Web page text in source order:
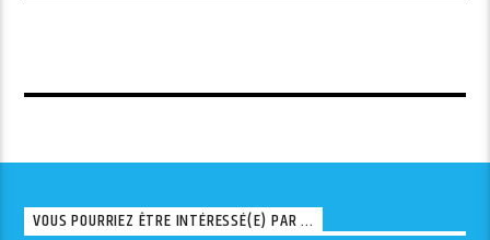
VOUS POURRIEZ ÊTRE INTÉRESSÉ(E) PAR ...